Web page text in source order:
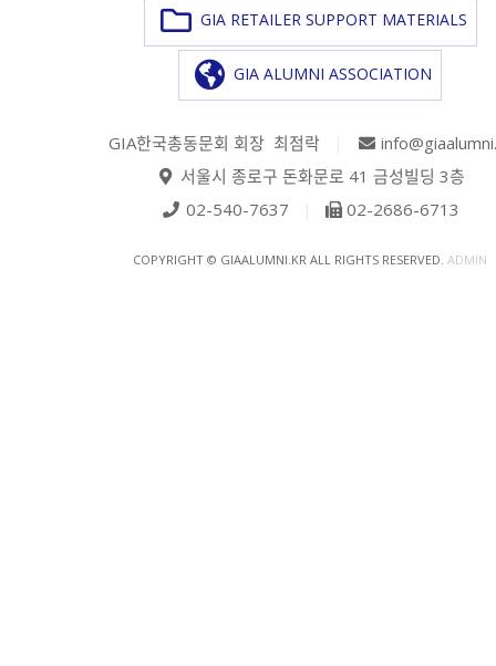
GIA RETAILER SUPPORT MATERIALS
GIA ALUMNI ASSOCIATION
GIA한국총동문회 회장 최점락
서울시 종로구 돈화문로 41 금성빌딩 3층
02-540-7637
02-2686-6713
COPYRIGHT © GIAALUMNI.KR ALL RIGHTS RESERVED. ADMIN